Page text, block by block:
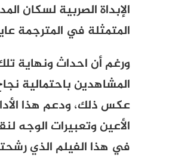
الإبداة الصربية لسكان
المتمثلة في المترجمة
ورغم أن احداث ونهاية
المشاهدين باحتمالية
عكس ذلك، ودعم هذا
الأعين وتعبيرات الوجه
في هذا الفيلم الذي